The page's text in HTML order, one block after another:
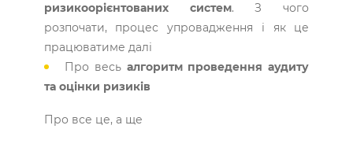
ризикоорієнтованих систем. З чого
розпочати, процес упровадження і як це
працюватиме далі
Про весь алгоритм проведення аудиту
та оцінки ризиків
Про все це, а ще